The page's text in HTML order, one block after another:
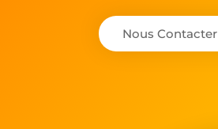
Nous Contacter